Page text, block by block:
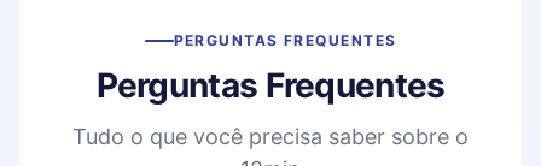
PERGUNTAS FREQUENTES
Perguntas Frequentes
Tudo o que você precisa saber sobre o